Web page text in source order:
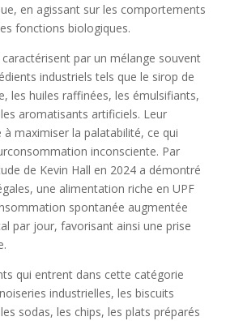
en agissant sur les comportements
fonctions biologiques.
par un mélange souvent
industriels tels que le sirop de
les huiles raffinées, les émulsifiants,
aromatisants artificiels. Leur
maximiser la palatabilité, ce qui
inconsciente. Par
de Kevin Hall en 2024 a démontré
une alimentation riche en UPF
spontanée augmentée
par jour, favorisant ainsi une prise
qui entrent dans cette catégorie
industrielles, les biscuits
sodas, les chips, les plats préparés